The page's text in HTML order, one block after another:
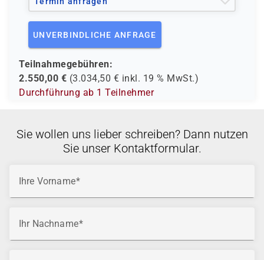
UNVERBINDLICHE ANFRAGE
Teilnahmegebühren:
2.550,00 € (3.034,50 € inkl. 19 % MwSt.)
Durchführung ab 1 Teilnehmer
Sie wollen uns lieber schreiben? Dann nutzen
Sie unser Kontaktformular.
Ihre Vorname
Ihr Nachname